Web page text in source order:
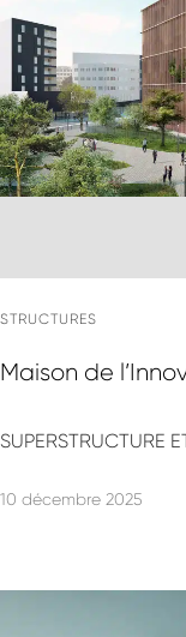
STRUCTURES
Maison de
SUPERSTRUCTURE
10 décembre 2025